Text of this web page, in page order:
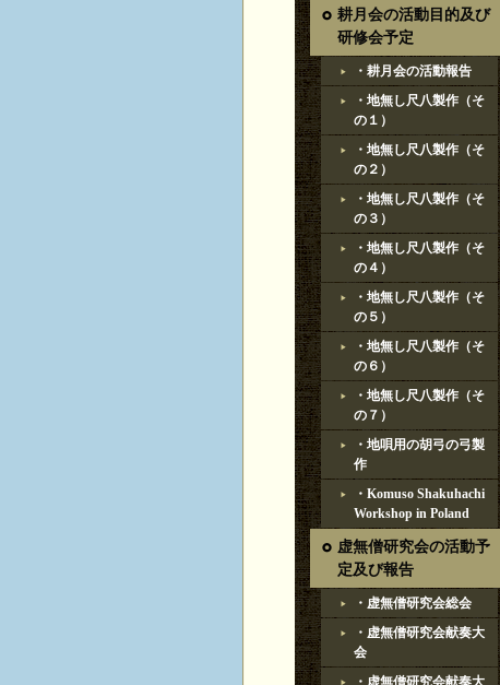
耕月会の活動目的及び
研修会予定
・耕月会の活動報告
・地無し尺八製作（そ
の１）
・地無し尺八製作（そ
の２）
・地無し尺八製作（そ
の３）
・地無し尺八製作（そ
の４）
・地無し尺八製作（そ
の５）
・地無し尺八製作（そ
の６）
・地無し尺八製作（そ
の７）
・地唄用の胡弓の弓製
作
・Komuso Shakuhachi
Workshop in Poland
虚無僧研究会の活動予
定及び報告
・虚無僧研究会総会
・虚無僧研究会献奏大
会
・虚無僧研究会献奏大